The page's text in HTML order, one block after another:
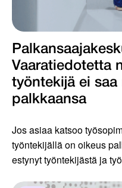
Vaaratiedotetta
työntekijä ei saa
palkkaansa
Jos asiaa katsoo
työntekijällä on oikeus
estynyt työntekijästä ja